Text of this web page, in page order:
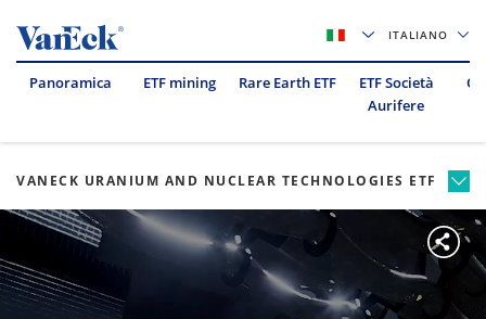
ITALIANO
Panoramica ETF mining Rare Earth ETF
ETF Società
Aurifere
VANECK URANIUM AND NUCLEAR TECHNOLOGIES ETF